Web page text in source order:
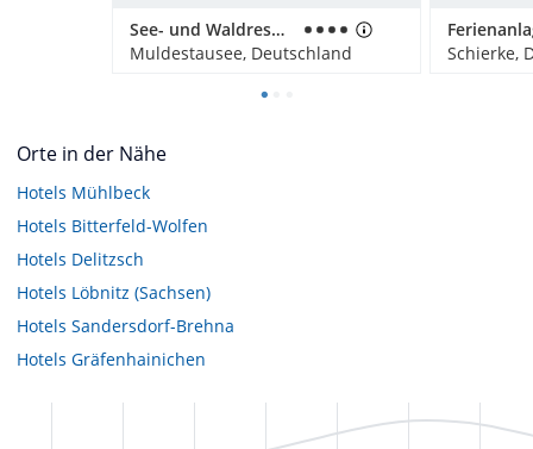
See- und Waldresort Gröbern
Muldestausee, Deutschland
Schierke,
Orte in der Nähe
Hotels Mühlbeck
Hotels Bitterfeld-Wolfen
Hotels Delitzsch
Hotels Löbnitz (Sachsen)
Hotels Sandersdorf-Brehna
Hotels Gräfenhainichen